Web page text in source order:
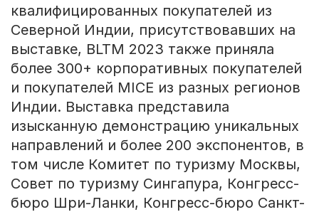
квалифицированных покупателей из
Северной Индии, присутствовавших на
выставке, BLTM 2023 также приняла
более 300+ корпоративных покупателей
и покупателей MICE из разных регионов
Индии. Выставка представила
изысканную демонстрацию уникальных
направлений и более 200 экспонентов, в
том числе Комитет по туризму Москвы,
Совет по туризму Сингапура, Конгресс-
бюро Шри-Ланки, Конгресс-бюро Санкт-